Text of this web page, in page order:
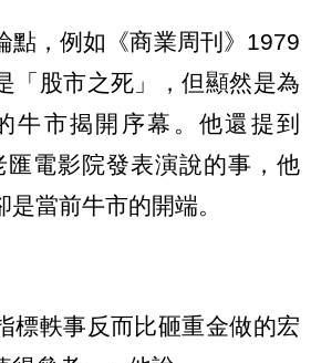
點，例如《商業周刊》1979
「股市之死」，但顯然是為
牛市揭開序幕。他還提到
匯電影院發表演說的事，他
當前牛市的開端。
標軼事反而比砸重金做的宏